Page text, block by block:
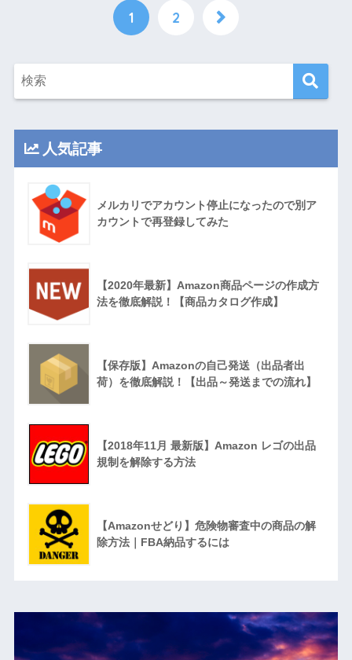
1 2
人気記事
メルカリでアカウント停止になったので別ア
カウントで再登録してみた
【2020年最新】Amazon商品ページの作成方
法を徹底解説！【商品カタログ作成】
【保存版】Amazonの自己発送（出品者出
荷）を徹底解説！【出品～発送までの流れ】
【2018年11月 最新版】Amazon レゴの出品
規制を解除する方法
【Amazonせどり】危険物審査中の商品の解
除方法｜FBA納品するには